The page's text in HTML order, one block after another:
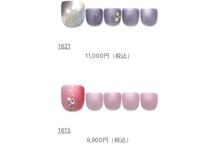
1621
11,000円（税込）
1615
9,900円（税込）